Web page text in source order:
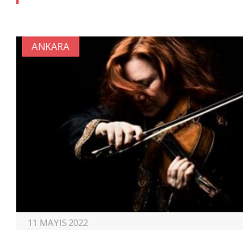
ANKARA
11 MAYIS 2022